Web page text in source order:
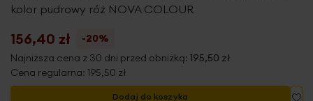
kolor pudrowy róż NOVA COLOUR
156,40 zł
-20%
Najniższa cena z 30 dni przed obniżką: 195,50 zł
Cena regularna: 195,50 zł
Dodaj do koszyka